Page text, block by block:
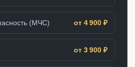
(МЧС) от 4 900 ₽
от 3 900 ₽